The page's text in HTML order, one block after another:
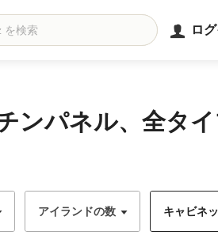
ロ
ンパネル、全タ
アイランドの数 キャビネ